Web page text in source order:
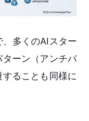
多くのAIスター
ターン（アンチパ
ることも同様に